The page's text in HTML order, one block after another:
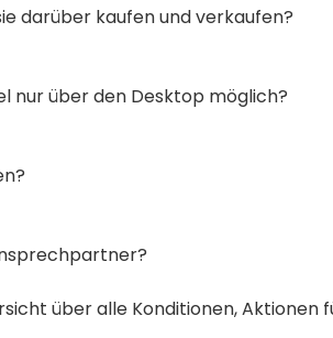
darüber kaufen und verkaufen?
nur über den Desktop möglich?
über alle Konditionen, Aktionen